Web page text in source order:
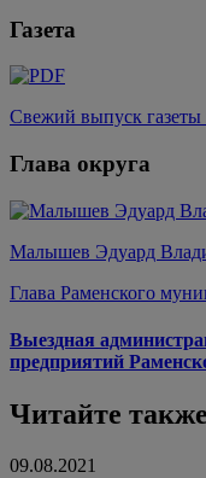
Газета
Свежий выпуск газеты
Глава округа
Малышев Эдуард
Глава Раменского
Выездная
предприятий
Читайте также
09.08.2021